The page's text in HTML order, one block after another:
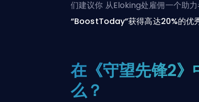
们建议你 从Eloking处雇佣一个助
“BoostToday”获得高达20%的优秀
在《守望先锋2
么？